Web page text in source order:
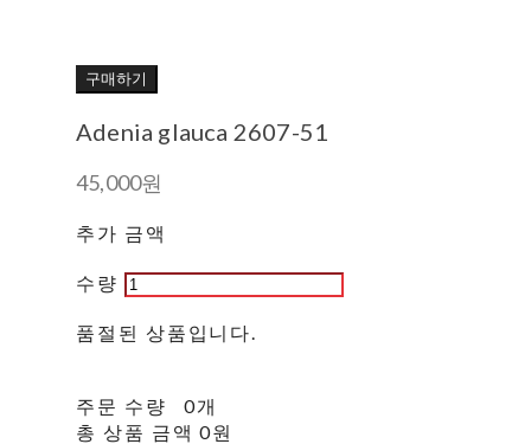
구매하기
Adenia glauca 2607-51
45,000원
추가 금액
수량
품절된 상품입니다.
주문 수량
0개
총 상품 금액 0원